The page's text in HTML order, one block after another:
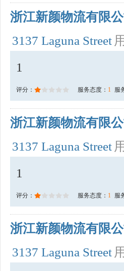
浙江新颜物流有限公
3137 Laguna Street
1
评分： 服务态度： 1 服
浙江新颜物流有限公
3137 Laguna Street
1
评分： 服务态度： 1 服
浙江新颜物流有限公
3137 Laguna Street